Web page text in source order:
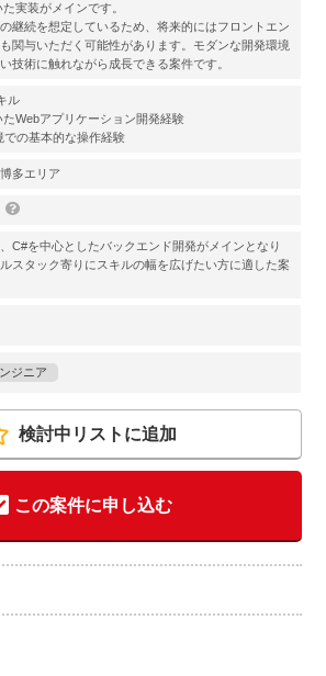
実装がメインです。
継続を想定しているため、将来的にはフロントエン
も関与いただく可能性があります。モダンな開発環境
技術に触れながら成長できる案件です。
ル
たWebアプリケーション開発経験
での基本的な操作経験
多エリア
C#を中心としたバックエンド開発がメインとなり
スタック寄りにスキルの幅を広げたい方に適した案
ジニア
検討中リストに追加
この案件に申し込む